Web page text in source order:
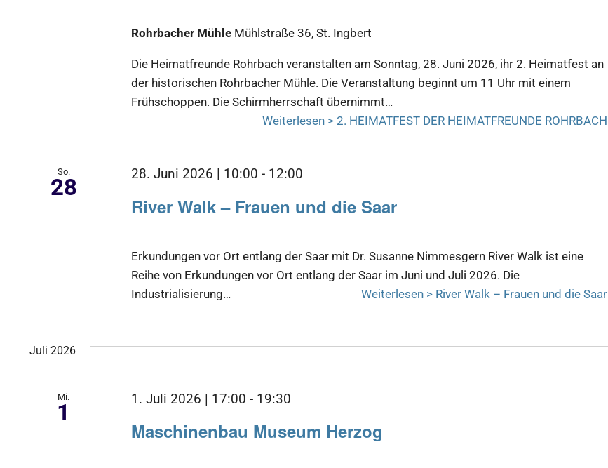
Rohrbacher Mühle Mühlstraße 36, St. Ingbert
Die Heimatfreunde Rohrbach veranstalten am Sonntag, 28. Juni 2026, ihr 2. Heimatfest an
der historischen Rohrbacher Mühle. Die Veranstaltung beginnt um 11 Uhr mit einem
Frühschoppen. Die Schirmherrschaft übernimmt…
Weiterlesen >2. HEIMATFEST DER HEIMATFREUNDE ROHRBACH
So.
28
River Walk – Frauen und die Saar
28. Juni 2026 | 10:00 - 12:00
Erkundungen vor Ort entlang der Saar mit Dr. Susanne Nimmesgern River Walk ist eine
Reihe von Erkundungen vor Ort entlang der Saar im Juni und Juli 2026. Die
Industrialisierung…
Weiterlesen >River Walk – Frauen und die Saar
Juli 2026
Mi.
1
Maschinenbau Museum Herzog
1. Juli 2026 | 17:00 - 19:30